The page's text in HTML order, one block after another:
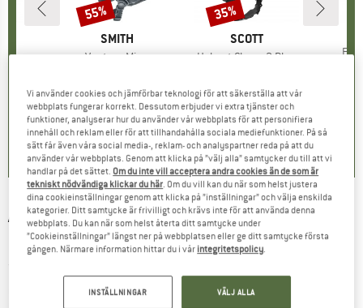
VARUMÄRKE
SMITH
Produkter
Vantage Mips
4,0(6)
Rabatt
55%
VARUMÄRKE
SCOTT
Produkter
Helmet Chase 2 Plus
0,0(0)
Rabatt
35%
AFFENZAHN -Large Friend Penguin -
Barnryggsäck
Vi använder cookies och jämförbar teknologi för att säkerställa att vår
webbplats fungerar korrekt. Dessutom erbjuder vi extra tjänster och
funktioner, analyserar hur du använder vår webbplats för att personifiera
innehåll och reklam eller för att tillhandahålla sociala mediefunktioner. På så
sätt får även våra social media-, reklam- och analyspartner reda på att du
använder vår webbplats. Genom att klicka på ”välj alla” samtycker du till att vi
handlar på det sättet. Om du inte vill acceptera andra cookies än de som är
tekniskt nödvändiga klickar du här . Om du vill kan du när som helst justera
dina cookieinställningar genom att klicka på ”inställningar” och välja enskilda
kategorier. Ditt samtycke är frivilligt och krävs inte för att använda denna
webbplats. Du kan när som helst återta ditt samtycke under
”Cookieinställningar” längst ner på webbplatsen eller ge ditt samtycke första
gången. Närmare information hittar du i vår integritetspolicy
INSTÄLLNINGAR VÄLJ ALLA